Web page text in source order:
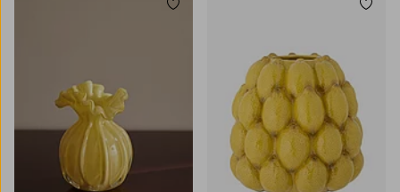
Legg til favoritter